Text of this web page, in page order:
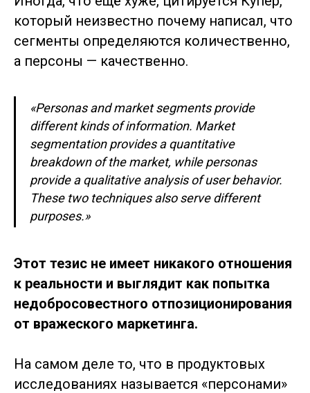
который неизвестно почему написал, что
сегменты определяются количественно,
а персоны — качественно.
«Personas and market segments provide
different kinds of information. Market
segmentation provides a quantitative
breakdown of the market, while personas
provide a qualitative analysis of user behavior.
These two techniques also serve different
purposes.»
Этот тезис не имеет никакого отношения
к реальности и выглядит как попытка
недобросовестного отпозиционирования
от вражеского маркетинга.
На самом деле то, что в продуктовых
исследованиях называется «персонами»